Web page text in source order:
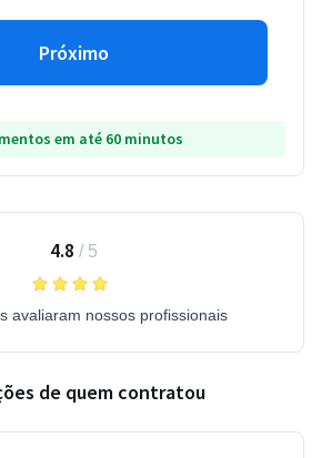
Próximo
em até 60 minutos
4.8 / 5
avaliaram nossos profissionais
de quem contratou